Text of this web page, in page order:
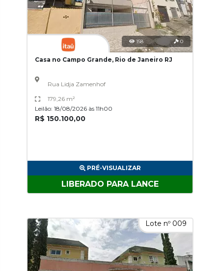
158 0
Casa no Campo Grande, Rio de Janeiro RJ
Rua Lidja Zamenhof
179,26 m²
Leilão: 18/08/2026 às 11h00
R$ 150.100,00
PRÉ-VISUALIZAR
LIBERADO PARA LANCE
Lote nº 009